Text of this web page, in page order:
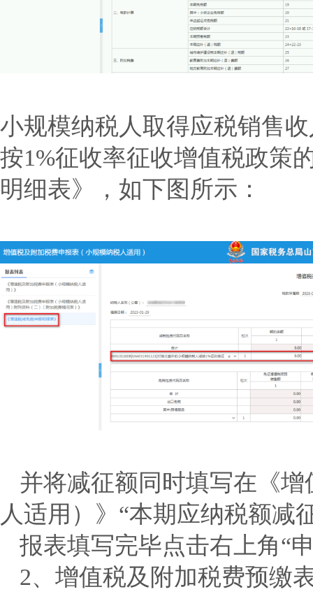
小规模纳税人取得应税销售
按1%征收率征收增值税政策
明细表》，如下图所示：
并将减征额同时填写在《
人适用）》“本期应纳税额减
报表填写完毕点击右上角“
2、增值税及附加税费预缴